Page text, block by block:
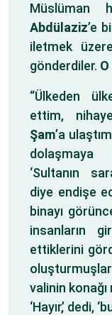
Müslüman
Abdülaziz’e
iletmek
gönderdiler.
“Ülkeden
ettim,
Şam’a
dolaşmaya
‘Sultanın
diye endişe
binayı
insanların
ettiklerini
valinin konağı
‘Hayır,’ dedi,